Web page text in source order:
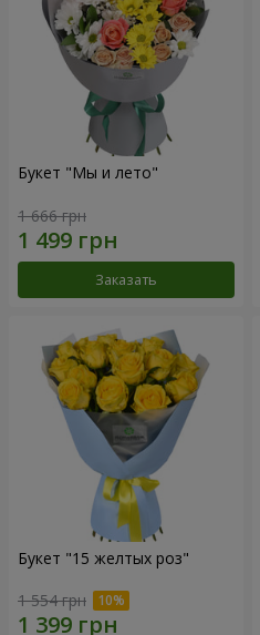
Букет "Мы и лето"
1 666 грн
Заказать
Букет "15 желтых роз"
1 554 грн